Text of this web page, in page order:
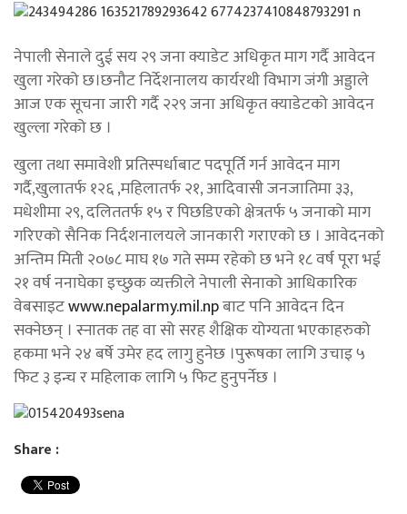
नेपाली सेनाले दुई सय २९ जना क्याडेट अधिकृत माग गर्दै आवेदन
खुला गरेको छ।छनौट निर्देशनालय कार्यरथी विभाग जंगी अड्डाले
आज एक सूचना जारी गर्दै २२९ जना अधिकृत क्याडेटको आवेदन
खुल्ला गरेको छ ।
खुला तथा समावेशी प्रतिस्पर्धाबाट पदपूर्ति गर्न आवेदन माग
गर्दै,खुलातर्फ १२६ ,महिलातर्फ २१, आदिवासी जनजातिमा ३३,
मधेशीमा २९, दलिततर्फ १५ र पिछडिएको क्षेत्रतर्फ ५ जनाको माग
गरिएको सैनिक निर्दशनालयले जानकारी गराएको छ । आवेदनको
अन्तिम मिती २०७८ माघ १७ गते सम्म रहेको छ भने १८ वर्ष पूरा भई
२१ वर्ष ननाघेका इच्छुक व्यक्तीले नेपाली सेनाको आधिकारिक
वेबसाइटwww.nepalarmy.mil.npबाट पनि आवेदन दिन
सक्नेछन् । स्नातक तह वा सो सरह शैक्षिक योग्यता भएकाहरुको
हकमा भने २४ बर्षे उमेर हद लागु हुनेछ ।पुरूषका लागि उचाइ ५
फिट ३ इन्च र महिलाक लागि ५ फिट हुनुपर्नेछ ।
Share :